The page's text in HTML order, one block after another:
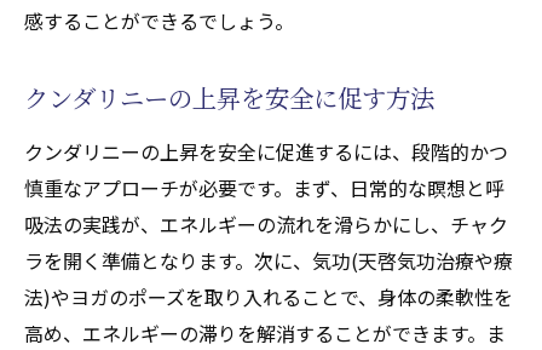
クンダリニーとチャクラの覚醒が導く精神
心身の調和をもたらすヒーリング(天啓気功
クンダリニーとチャクラがもたらすポジテ
ィブな変化
感することができるでしょう。
クンダリニーの上昇を安全に促す方法
クンダリニーの上昇を安全に促進するには、段階的かつ
慎重なアプローチが必要です。まず、日常的な瞑想と呼
吸法の実践が、エネルギーの流れを滑らかにし、チャク
ラを開く準備となります。次に、気功(天啓気功治療や療
法)やヨガのポーズを取り入れることで、身体の柔軟性を
高め、エネルギーの滞りを解消することができます。ま